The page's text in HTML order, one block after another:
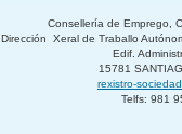
Consellería de Emprego,
Dirección Xeral de Traballo
Edif.
15781
rexistro-
Telfs: 981